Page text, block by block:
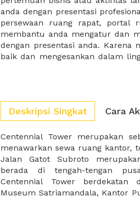
anda dengan presentasi
persewaan ruang rapat, portal
membantu anda mengatur dan
dengan presentasi anda. Karena
baik dan mengesankan dalam
membutuhkan bantuan selama
Manfaatkan kami, XWORK!
Deskripsi Singkat Cara
Centennial Tower merupakan
menawarkan sewa ruang kantor,
Jalan Gatot Subroto
berada di tengah-tengan
Centennial Tower berdekatan
Museum Satriamandala, Kantor
dan Beer Garden BSD. Posisi ini
menjadikan gedung yang cocok
kantor yang ideal atau